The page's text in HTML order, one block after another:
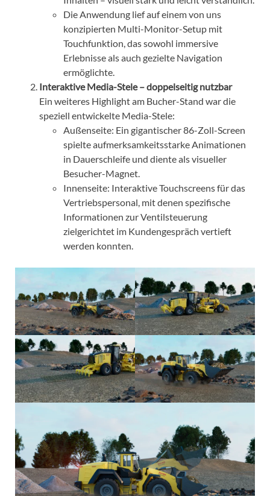
Die Anwendung lief auf einem von uns
konzipierten Multi-Monitor-Setup mit
Touchfunktion, das sowohl immersive
Erlebnisse als auch gezielte Navigation
ermöglichte.
Interaktive Media-Stele – doppelseitig nutzbar
Ein weiteres Highlight am Bucher-Stand war die
speziell entwickelte Media-Stele:
Außenseite: Ein gigantischer 86-Zoll-Screen
spielte aufmerksamkeitsstarke Animationen
in Dauerschleife und diente als visueller
Besucher-Magnet.
Innenseite: Interaktive Touchscreens für das
Vertriebspersonal, mit denen spezifische
Informationen zur Ventilsteuerung
zielgerichtet im Kundengespräch vertieft
werden konnten.